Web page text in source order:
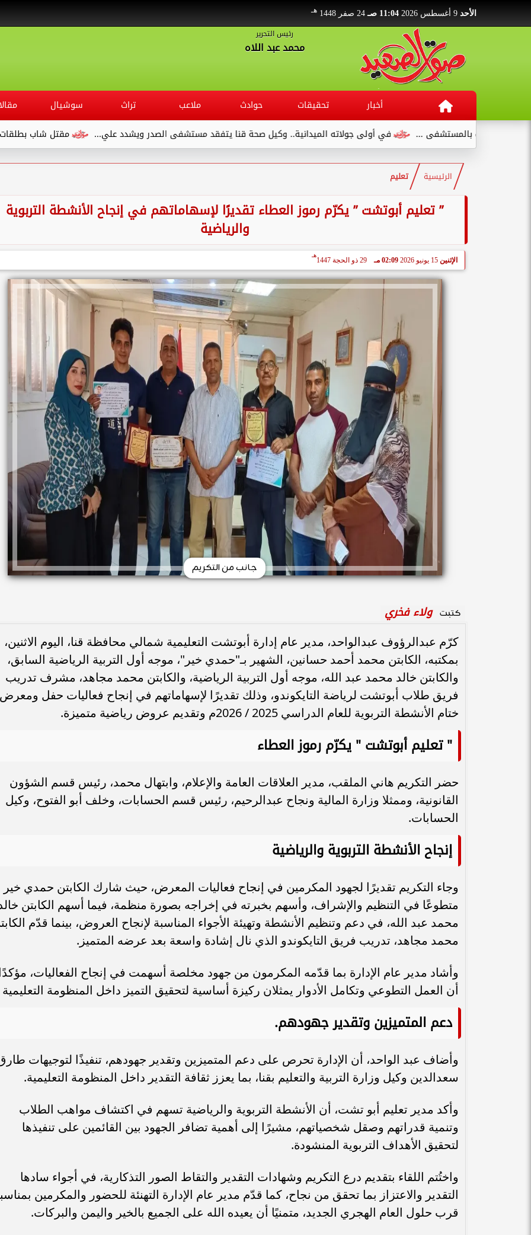
الأحد 11:04 صـ 24 صفر 1448 هـ
رئيس التحرير
محمد عبد اللاه
أخبار تحقيقات حوادث ملاعب تراث سوشيال
مقتل شاب بطلقات نارية في
في أولى جولاته الميدانية.. وكيل صحة قنا يتفقد مستشفى الصدر ويشدد علي... بالمستشفى ...
الرئيسية تعليم
” تعليم أبوتشت ” يكرّم رموز العطاء تقديرًا لإسهاماتهم في إنجاح الأنشطة التربوية
والرياضية
الإثنين 15 يونيو 2026 02:09 مـ 29 ذو الحجة 1447
هـ
جانب من التكريم
كتبت ولاء فخري
كرّم عبدالرؤوف عبدالواحد، مدير عام إدارة أبوتشت التعليمية شمالي محافظة قنا، اليوم الاثنين،
بمكتبه، الكابتن محمد أحمد حسانين، الشهير بـ"حمدي خير"، موجه أول التربية الرياضية السابق،
والكابتن خالد محمد عبد الله، موجه أول التربية الرياضية، والكابتن محمد مجاهد، مشرف تدريب
فريق طلاب أبوتشت لرياضة التايكوندو، وذلك تقديرًا لإسهاماتهم في إنجاح فعاليات حفل ومعرض
ختام الأنشطة التربوية للعام الدراسي 2025 / 2026م وتقديم عروض رياضية متميزة.
" تعليم أبوتشت " يكرّم رموز العطاء
حضر التكريم هاني الملقب، مدير العلاقات العامة والإعلام، وابتهال محمد، رئيس قسم الشؤون
القانونية، وممثلا وزارة المالية ونجاح عبدالرحيم، رئيس قسم الحسابات، وخلف أبو الفتوح، وكيل
الحسابات.
إنجاح الأنشطة التربوية والرياضية
وجاء التكريم تقديرًا لجهود المكرمين في إنجاح فعاليات المعرض، حيث شارك الكابتن حمدي خير
متطوعًا في التنظيم والإشراف، وأسهم بخبرته في إخراجه بصورة منظمة، فيما أسهم الكابتن
محمد عبد الله، في دعم وتنظيم الأنشطة وتهيئة الأجواء المناسبة لإنجاح العروض، بينما قدّم
محمد مجاهد، تدريب فريق التايكوندو الذي نال إشادة واسعة بعد عرضه المتميز.
وأشاد مدير عام الإدارة بما قدّمه المكرمون من جهود مخلصة أسهمت في إنجاح الفعاليات،
أن العمل التطوعي وتكامل الأدوار يمثلان ركيزة أساسية لتحقيق التميز داخل المنظومة التعليمية
دعم المتميزين وتقدير جهودهم.
وأضاف عبد الواحد، أن الإدارة تحرص على دعم المتميزين وتقدير جهودهم، تنفيذًا لتوجيهات
سعدالدين وكيل وزارة التربية والتعليم بقنا، بما يعزز ثقافة التقدير داخل المنظومة التعليمية.
وأكد مدير تعليم أبو تشت، أن الأنشطة التربوية والرياضية تسهم في اكتشاف مواهب الطلاب
وتنمية قدراتهم وصقل شخصياتهم، مشيرًا إلى أهمية تضافر الجهود بين القائمين على تنفيذها
لتحقيق الأهداف التربوية المنشودة.
واختُتم اللقاء بتقديم درع التكريم وشهادات التقدير والتقاط الصور التذكارية، في أجواء سادها
التقدير والاعتزاز بما تحقق من نجاح، كما قدّم مدير عام الإدارة التهنئة للحضور والمكرمين
قرب حلول العام الهجري الجديد، متمنيًا أن يعيده الله على الجميع بالخير واليمن والبركات.